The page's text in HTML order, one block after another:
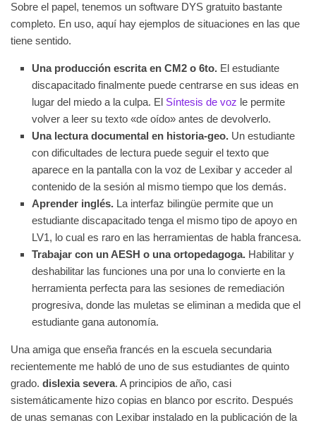
Sobre el papel, tenemos un software DYS gratuito bastante
completo. En uso, aquí hay ejemplos de situaciones en las que
tiene sentido.
Una producción escrita en CM2 o 6to. El estudiante
discapacitado finalmente puede centrarse en sus ideas en
lugar del miedo a la culpa. El Síntesis de voz le permite
volver a leer su texto «de oído» antes de devolverlo.
Una lectura documental en historia-geo. Un estudiante
con dificultades de lectura puede seguir el texto que
aparece en la pantalla con la voz de Lexibar y acceder al
contenido de la sesión al mismo tiempo que los demás.
Aprender inglés. La interfaz bilingüe permite que un
estudiante discapacitado tenga el mismo tipo de apoyo en
LV1, lo cual es raro en las herramientas de habla francesa.
Trabajar con un AESH o una ortopedagoga. Habilitar y
deshabilitar las funciones una por una lo convierte en la
herramienta perfecta para las sesiones de remediación
progresiva, donde las muletas se eliminan a medida que el
estudiante gana autonomía.
Una amiga que enseña francés en la escuela secundaria
recientemente me habló de uno de sus estudiantes de quinto
grado. dislexia severa. A principios de año, casi
sistemáticamente hizo copias en blanco por escrito. Después
de unas semanas con Lexibar instalado en la publicación de la